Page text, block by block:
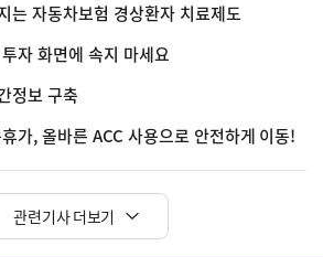
는 자동차보험 경상환자 치료제도
자 화면에 속지 마세요
정보 구축
가, 올바른 ACC 사용으로 안전하게 이동!
관련기사 더보기